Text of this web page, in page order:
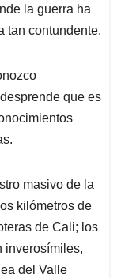
la guerra ha
tan contundente.
que es
masivo de la
kilómetros de
de Cali; los
inverosímiles,
del Valle